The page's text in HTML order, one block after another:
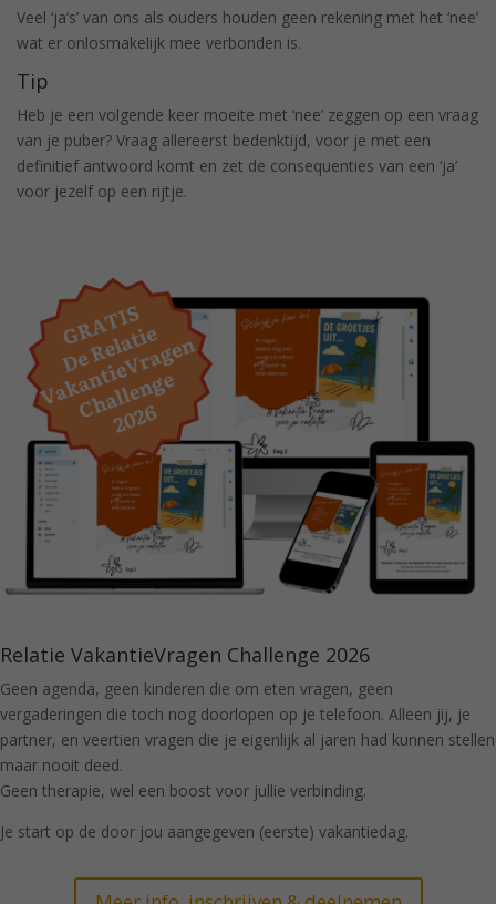
Veel ‘ja’s’ van ons als ouders houden geen rekening met het ‘nee’
wat er onlosmakelijk mee verbonden is.
Tip
Heb je een volgende keer moeite met ‘nee’ zeggen op een vraag
van je puber? Vraag allereerst bedenktijd, voor je met een
definitief antwoord komt en zet de consequenties van een ‘ja’
voor jezelf op een rijtje.
Relatie VakantieVragen Challenge 2026
Geen agenda, geen kinderen die om eten vragen, geen
vergaderingen die toch nog doorlopen op je telefoon. Alleen jij, je
partner, en veertien vragen die je eigenlijk al jaren had kunnen stellen
maar nooit deed.
Geen therapie, wel een boost voor jullie verbinding.
Je start op de door jou aangegeven (eerste) vakantiedag.